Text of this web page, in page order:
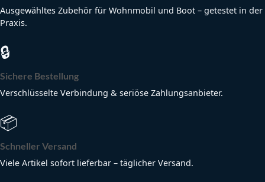
Ausgewähltes Zubehör für Wohnmobil und Boot – getestet in der
Praxis.
🔒
Sichere Bestellung
Verschlüsselte Verbindung & seriöse Zahlungsanbieter.
📦
Schneller Versand
Viele Artikel sofort lieferbar – täglicher Versand.